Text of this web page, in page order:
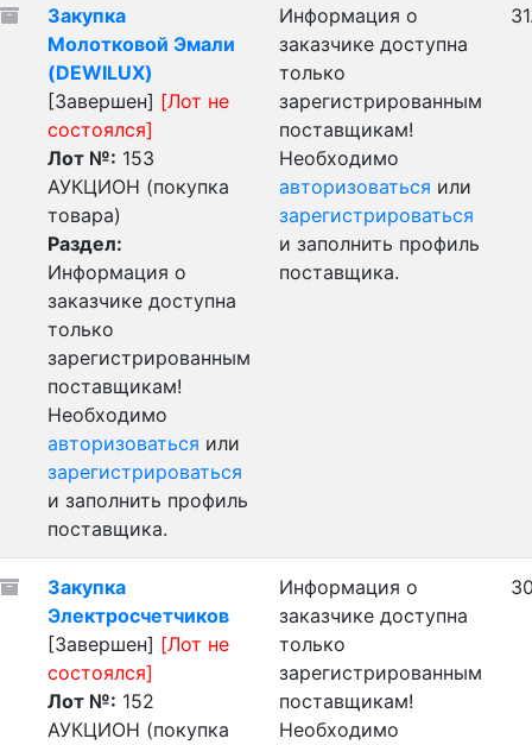
Закупка
Молотковой Эмали
(DEWILUX)
[Завершен] [Лот не
состоялся]
Лот №: 153
АУКЦИОН (покупка
товара)
Раздел:
Информация о
заказчике доступна
только
зарегистрированным
поставщикам!
Необходимо
авторизоваться или
зарегистрироваться
и заполнить профиль
поставщика.
Информация о
заказчике доступна
только
зарегистрированным
поставщикам!
Необходимо
авторизоваться или
зарегистрироваться
и заполнить профиль
поставщика.
Закупка
Электросчетчиков
[Завершен] [Лот не
состоялся]
Лот №: 152
АУКЦИОН (покупка
Информация о
заказчике доступна
только
зарегистрированным
поставщикам!
Необходимо